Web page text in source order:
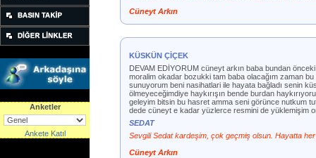
Anketler
Ankete Katıl
Cüneyt Arkın
KÜSKÜN ÇİÇEK
DEVAM EDİYORUM cüneyt arkın baba bundan
moralim okadar bozukki tam baba olacağım zaman
sunuyorum beni nasihatlari ile hayata bağladı senin
ölmeyeceğimdiye haykırışın bende burdan
geleyim bitsin bu hasret amma seni görünce nutkum
dede cüneyt e kadar yüzlerce resmini de yüklemişim
SEDAT
Sevgili Sedat kardeşim, çok geçmiş olsun. Hayatta
Cüneyt Arkın